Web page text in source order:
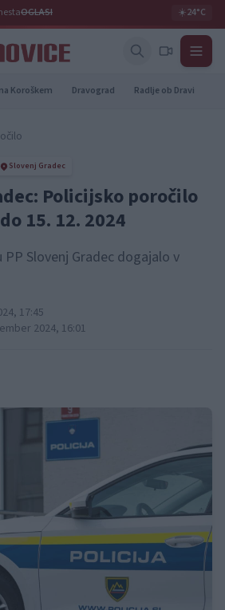
OGLASI ☀️24°C
Koroškem Dravograd Radlje ob Dravi
Slovenj Gradec
Policijsko poročilo
15. 12. 2024
PP Slovenj Gradec dogajalo v
17:45
2024, 16:01